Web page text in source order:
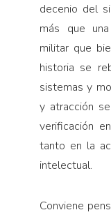
decenio del
más que
militar que
historia se
sistemas y
y atracción
verificación
tanto en la
intelectual.
Conviene